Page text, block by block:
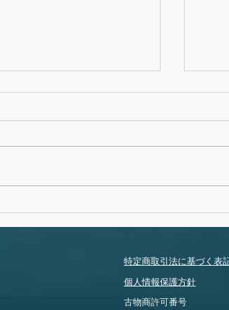
特定商取引法に基づく表
個人情報保護方針
​古物商許可番号